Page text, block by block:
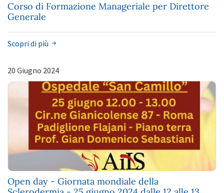
Corso di Formazione Manageriale per Direttore
Generale
Scopri di più
20 Giugno 2024
Open day - Giornata mondiale della